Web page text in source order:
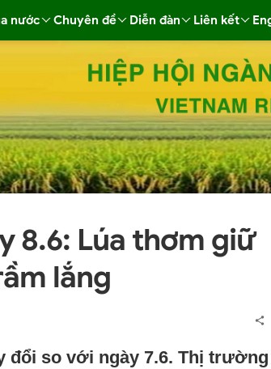
nước Chuyên đề Diễn đàn Liên kết
8.6: Lúa thơm giữ
lắng
đổi so với ngày 7.6. Thị trường